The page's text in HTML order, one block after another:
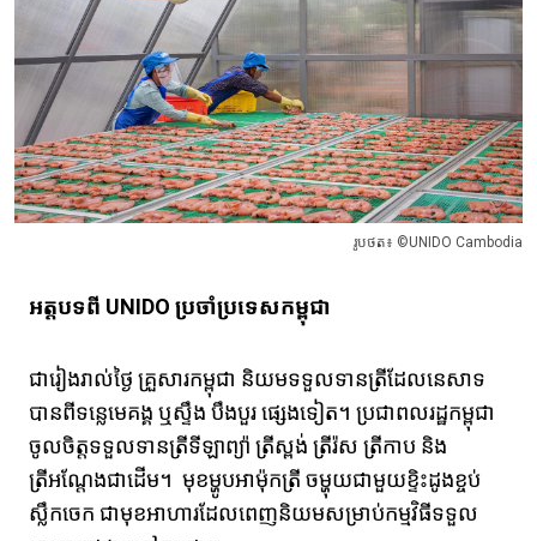
រូបថត៖ ©UNIDO Cambodia
អត្តបទពី UNIDO ប្រចាំប្រទេសកម្ពុជា
ជារៀងរាល់ថ្ងៃ គ្រួសារកម្ពុជា និយមទទួលទានត្រីដែលនេសាទ
បានពីទន្លេមេគង្គ ឬស្ទឹង បឹងបួរ ផ្សេងទៀត។ ប្រជាពលរដ្ឋកម្ពុជា
ចូលចិត្តទទួលទានត្រីទីឡាព្យ៉ា ត្រីស្ពង់ ត្រីរ៉ស ត្រីកាប និង
ត្រីអណ្តែងជាដើម។ មុខម្ហូបអាម៉ុកត្រី ចម្ហុយជាមួយខ្ទិះដូងខ្ចប់
ស្លឹកចេក ជាមុខអាហារដែលពេញនិយមសម្រាប់កម្មវិធីទទួល